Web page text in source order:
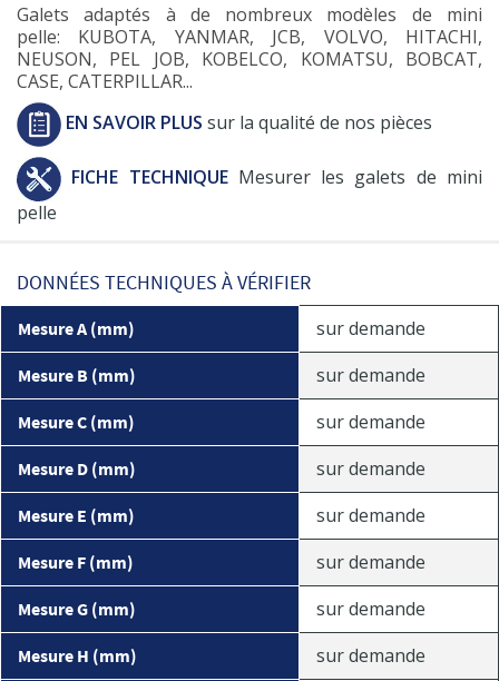
Galets adaptés à de nombreux modèles de mini
pelle: KUBOTA, YANMAR, JCB, VOLVO, HITACHI,
NEUSON, PEL JOB, KOBELCO, KOMATSU, BOBCAT,
CASE, CATERPILLAR...
EN SAVOIR PLUS sur la qualité de nos pièces
FICHE TECHNIQUE Mesurer les galets de mini
pelle
DONNÉES TECHNIQUES À VÉRIFIER
Mesure A (mm) sur demande
Mesure B (mm) sur demande
Mesure C (mm) sur demande
Mesure D (mm) sur demande
Mesure E (mm) sur demande
Mesure F (mm) sur demande
Mesure G (mm) sur demande
Mesure H (mm) sur demande